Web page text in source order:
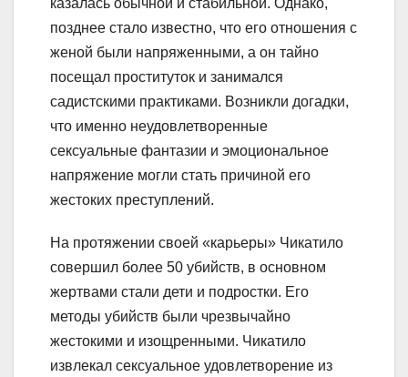
казалась обычной и стабильной. Однако,
позднее стало известно, что его отношения с
женой были напряженными, а он тайно
посещал проституток и занимался
садистскими практиками. Возникли догадки,
что именно неудовлетворенные
сексуальные фантазии и эмоциональное
напряжение могли стать причиной его
жестоких преступлений.
На протяжении своей «карьеры» Чикатило
совершил более 50 убийств, в основном
жертвами стали дети и подростки. Его
методы убийств были чрезвычайно
жестокими и изощренными. Чикатило
извлекал сексуальное удовлетворение из